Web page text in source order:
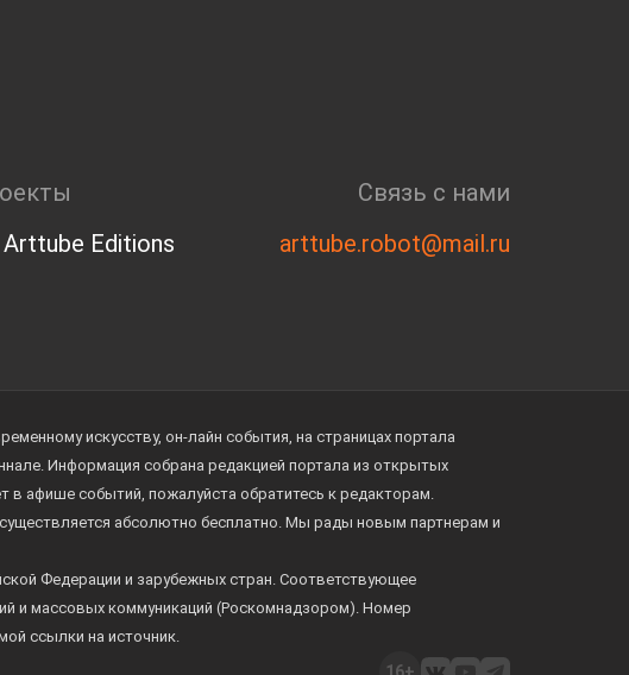
Editions
Связь с нами
arttube.robot@mail.ru
искусству, он-лайн события, на страницах портала
Информация собрана редакцией портала из открытых
в афише событий, пожалуйста обратитесь к редакторам.
абсолютно бесплатно. Мы рады новым партнерам и
Федерации и зарубежных стран. Соответствующее
и массовых коммуникаций (Роскомнадзором). Номер
ссылки на источник.